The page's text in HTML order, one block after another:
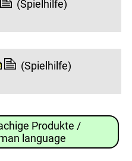
(Spielhilfe)
(Spielhilfe)
Produkte /
language